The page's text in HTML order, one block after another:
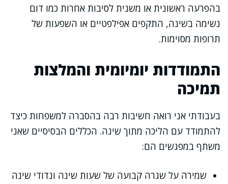
בהפרעה ראשונית או משנית לסיבות אחרות כמו דום
נשימה בשינה, התקפים אפילפטיים או השפעות של
תרופות מסוימות.
התמודדות יומיומית והמלצות
תמיכה
בעבודתי אני רואה חשיבות רבה בהסברה למשפחות כיצד
להתמודד עם הליכה מתוך שינה. הכללים הבסיסיים שאני
משתף במפגשים הם:
שמירה על שגרה קבועה של שעות שינה ונדודי שינה